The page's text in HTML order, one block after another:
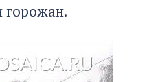
горожан.